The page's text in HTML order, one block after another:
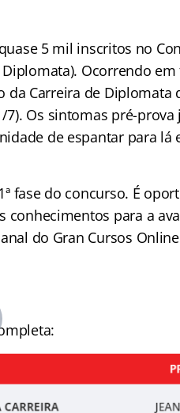
5 mil inscritos no
Ocorrendo em
Carreira de Diplomata
Os sintomas pré-prova
de espantar para lá
fase do concurso. É
para a
do Gran Cursos